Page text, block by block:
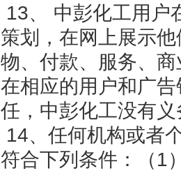
13、 中彭化工用户
策划，在网上展示
物、付款、服务、
在相应的用户和广
任，中彭化工没有
14、任何机构或者
符合下列条件：（1